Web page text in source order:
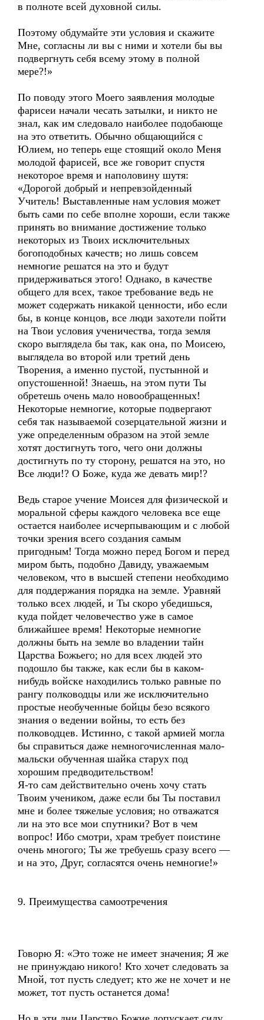
в полноте всей духовной силы.
Поэтому обдумайте эти условия и скажите
Мне, согласны ли вы с ними и хотели бы вы
подвергнуть себя всему этому в полной
мере?!»
По поводу этого Моего заявления молодые
фарисеи начали чесать затылки, и никто не
знал, как им следовало наиболее подобающе
на это ответить. Обычно общающийся с
Юлием, но теперь еще стоящий около Меня
молодой фарисей, все же говорит спустя
некоторое время и наполовину шутя:
«Дорогой добрый и непревзойденный
Учитель! Выставленные нам условия может
быть сами по себе вполне хороши, если также
принять во внимание достижение только
некоторых из Твоих исключительных
богоподобных качеств; но лишь совсем
немногие решатся на это и будут
придерживаться этого! Однако, в качестве
общего для всех, такое требование ведь не
может содержать никакой ценности, ибо если
бы, в конце концов, все люди захотели пойти
на Твои условия ученичества, тогда земля
скоро выглядела бы так, как она, по Моисею,
выглядела во второй или третий день
Творения, а именно пустой, пустынной и
опустошенной! Знаешь, на этом пути Ты
обретешь очень мало новообращенных!
Некоторые немногие, которые подвергают
себя так называемой созерцательной жизни и
уже определенным образом на этой земле
хотят достигнуть того, чего они должны
достигнуть по ту сторону, решатся на это, но
Все люди!? О Боже, куда же девать мир!?
Ведь старое учение Моисея для физической и
моральной сферы каждого человека все еще
остается наиболее исчерпывающим и с любой
точки зрения всего создания самым
пригодным! Тогда можно перед Богом и перед
миром быть, подобно Давиду, уважаемым
человеком, что в высшей степени необходимо
для поддержания порядка на земле. Уравняй
только всех людей, и Ты скоро убедишься,
куда пойдет человечество уже в самое
ближайшее время! Некоторые немногие
должны быть на земле во владении тайн
Царства Божьего; но для всех людей это
подошло бы также, как если бы в каком-
нибудь войске находились только равные по
рангу полководцы или же исключительно
простые необученные бойцы безо всякого
знания о ведении войны, то есть без
полководцев. Истинно, с такой армией могла
бы справиться даже немногочисленная мало-
мальски обученная шайка старух под
хорошим предводительством!
Я-то сам действительно очень хочу стать
Твоим учеником, даже если бы Ты поставил
мне и более тяжелые условия; но отважатся
ли на это все мои спутники? Вот в чем
вопрос! Ибо смотри, храм требует поистине
очень многого; Ты же требуешь сразу всего —
и на это, Друг, согласятся очень немногие!»
9. Преимущества самоотречения
Говорю Я: «Это тоже не имеет значения; Я же
не принуждаю никого! Кто хочет следовать за
Мной, тот пусть следует; кто же не хочет и не
может, тот пусть останется дома!